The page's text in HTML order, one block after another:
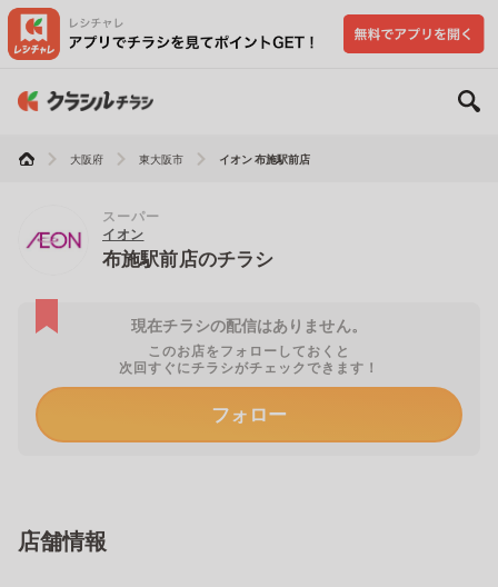
大阪府 東大阪市 イオン 布施駅前店
スーパー
イオン
布施駅前店のチラシ
現在チラシの配信はありません。
このお店をフォローしておくと
次回すぐにチラシがチェックできます！
フォロー
店舗情報